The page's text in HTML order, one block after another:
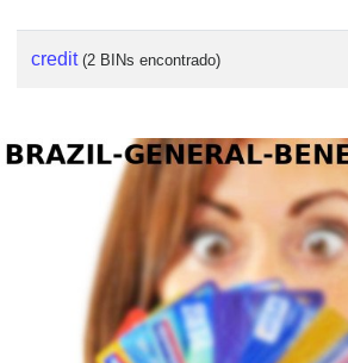
credit (2 BINs encontrado)